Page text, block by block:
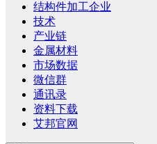
结构件加工企业
技术
产业链
金属材料
市场数据
微信群
通讯录
资料下载
艾邦官网